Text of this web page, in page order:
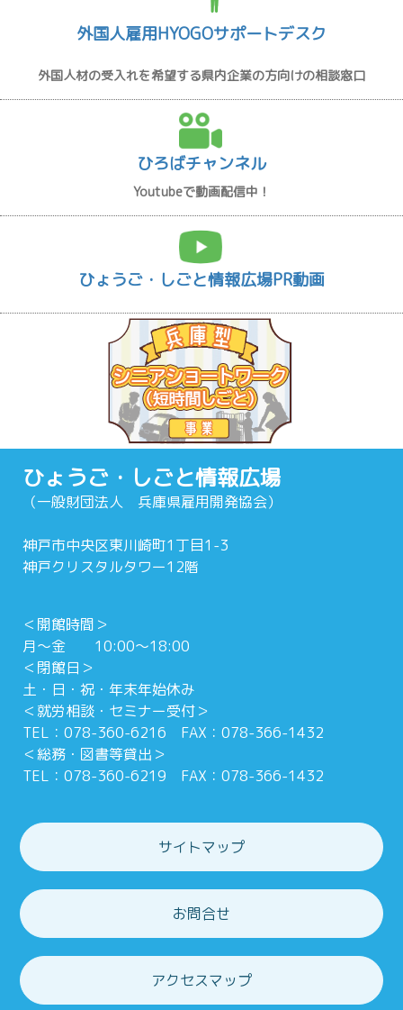
外国人雇用HYOGOサポートデスク
外国人材の受入れを希望する県内企業の方向けの相談窓口
ひろばチャンネル
Youtubeで動画配信中！
ひょうご・しごと情報広場PR動画
ひょうご・しごと情報広場
（一般財団法人 兵庫県雇用開発協会）
神戸市中央区東川崎町1丁目1-3
神戸クリスタルタワー12階
＜開館時間＞
月～金 10:00～18:00
＜閉館日＞
土・日・祝・年末年始休み
＜就労相談・セミナー受付＞
TEL：078-360-6216 FAX：078-366-1432
＜総務・図書等貸出＞
TEL：078-360-6219 FAX：078-366-1432
サイトマップ
お問合せ
アクセスマップ